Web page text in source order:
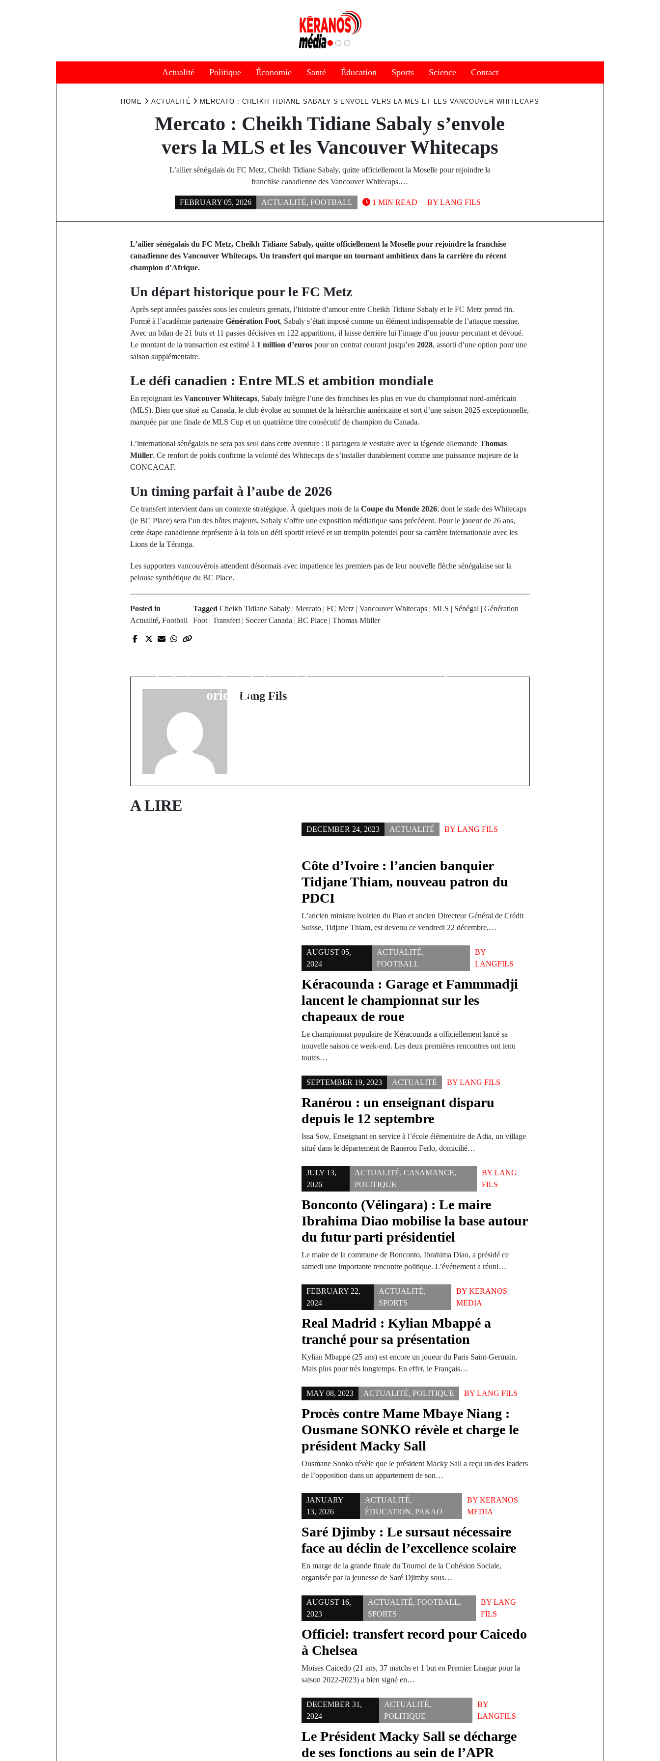
Actualité Politique Économie Santé Éducation Sports Science Contact
HOME ACTUALITÉ MERCATO : CHEIKH TIDIANE SABALY S’ENVOLE VERS LA MLS ET LES VANCOUVER WHITECAPS
Mercato : Cheikh Tidiane Sabaly s’envole
vers la MLS et les Vancouver Whitecaps
L’ailier sénégalais du FC Metz, Cheikh Tidiane Sabaly, quitte officiellement la Moselle pour rejoindre la
franchise canadienne des Vancouver Whitecaps.…
FEBRUARY 05, 2026 ACTUALITÉ, FOOTBALL BY LANG FILS
1 MIN READ
L’ailier sénégalais du FC Metz, Cheikh Tidiane Sabaly, quitte officiellement la Moselle pour rejoindre la franchise
canadienne des Vancouver Whitecaps. Un transfert qui marque un tournant ambitieux dans la carrière du récent
champion d’Afrique.
Un départ historique pour le FC Metz
Après sept années passées sous les couleurs grenats, l’histoire d’amour entre Cheikh Tidiane Sabaly et le FC Metz prend fin.
Formé à l’académie partenaire Génération Foot, Sabaly s’était imposé comme un élément indispensable de l’attaque messine.
Avec un bilan de 21 buts et 11 passes décisives en 122 apparitions, il laisse derrière lui l’image d’un joueur percutant et dévoué.
Le montant de la transaction est estimé à 1 million d’euros pour un contrat courant jusqu’en 2028, assorti d’une option pour une
saison supplémentaire.
Le défi canadien : Entre MLS et ambition mondiale
En rejoignant les Vancouver Whitecaps, Sabaly intègre l’une des franchises les plus en vue du championnat nord-américain
(MLS). Bien que situé au Canada, le club évolue au sommet de la hiérarchie américaine et sort d’une saison 2025 exceptionnelle,
marquée par une finale de MLS Cup et un quatrième titre consécutif de champion du Canada.
L’international sénégalais ne sera pas seul dans cette aventure : il partagera le vestiaire avec la légende allemande Thomas
Müller. Ce renfort de poids confirme la volonté des Whitecaps de s’installer durablement comme une puissance majeure de la
CONCACAF.
Un timing parfait à l’aube de 2026
Ce transfert intervient dans un contexte stratégique. À quelques mois de la Coupe du Monde 2026, dont le stade des Whitecaps
(le BC Place) sera l’un des hôtes majeurs, Sabaly s’offre une exposition médiatique sans précédent. Pour le joueur de 26 ans,
cette étape canadienne représente à la fois un défi sportif relevé et un tremplin potentiel pour sa carrière internationale avec les
Lions de la Téranga.
Les supporters vancouvérois attendent désormais avec impatience les premiers pas de leur nouvelle flèche sénégalaise sur la
pelouse synthétique du BC Place.
Posted in
Actualité, Football
TaggedCheikh Tidiane Sabaly | Mercato | FC Metz | Vancouver Whitecaps | MLS | Sénégal | Génération
Foot | Transfert | Soccer Canada | BC Place | Thomas Müller
Le Président Faye lance une
stratégique dans le Sénégal
orientalLang Fils
A LIRE
DECEMBER 24, 2023 ACTUALITÉ BYLANG FILS
Côte d’Ivoire : l’ancien banquier
Tidjane Thiam, nouveau patron du
PDCI
L’ancien ministre ivoirien du Plan et ancien Directeur Général de Crédit
Suisse, Tidjane Thiam, est devenu ce vendredi 22 décembre,…
AUGUST 05,
2024
ACTUALITÉ,
FOOTBALL
BY
LANGFILS
Kéracounda : Garage et Fammmadji
lancent le championnat sur les
chapeaux de roue
Le championnat populaire de Kéracounda a officiellement lancé sa
nouvelle saison ce week-end. Les deux premières rencontres ont tenu
toutes…
SEPTEMBER 19, 2023 ACTUALITÉ BYLANG FILS
Ranérou : un enseignant disparu
depuis le 12 septembre
Issa Sow, Enseignant en service à l’école élémentaire de Adia, un village
situé dans le département de Ranerou Ferlo, domicilié…
JULY 13,
2026
ACTUALITÉ,CASAMANCE,
POLITIQUE
BYLANG
FILS
Bonconto (Vélingara) : Le maire
Ibrahima Diao mobilise la base autour
du futur parti présidentiel
Le maire de la commune de Bonconto, Ibrahima Diao, a présidé ce
samedi une importante rencontre politique. L’événement a réuni…
FEBRUARY 22,
2024
ACTUALITÉ,
SPORTS
BYKERANOS
MEDIA
Real Madrid : Kylian Mbappé a
tranché pour sa présentation
Kylian Mbappé (25 ans) est encore un joueur du Paris Saint-Germain.
Mais plus pour très longtemps. En effet, le Français…
MAY 08, 2023 ACTUALITÉ,POLITIQUE BYLANG FILS
Procès contre Mame Mbaye Niang :
Ousmane SONKO révèle et charge le
président Macky Sall
Ousmane Sonko révèle que le président Macky Sall a reçu un des leaders
de l’opposition dans un appartement de son…
JANUARY
13, 2026
ACTUALITÉ,
ÉDUCATION, PAKAO
BYKERANOS
MEDIA
Saré Djimby : Le sursaut nécessaire
face au déclin de l’excellence scolaire
En marge de la grande finale du Tournoi de la Cohésion Sociale,
organisée par la jeunesse de Saré Djimby sous…
AUGUST 16,
2023
ACTUALITÉ,FOOTBALL,
SPORTS
BY LANG
FILS
Officiel: transfert record pour Caicedo
à Chelsea
Moises Caicedo (21 ans, 37 matchs et 1 but en Premier League pour la
saison 2022-2023) a bien signé en…
DECEMBER 31,
2024
ACTUALITÉ,
POLITIQUE
BY
LANGFILS
Le Président Macky Sall se décharge
de ses fonctions au sein de l’APR